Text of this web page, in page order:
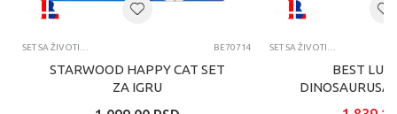
SET SA ŽIVOTINJAMA BE70714
STARWOOD HAPPY CAT SET
ZA IGRU
SET SA ŽIVOTINJAMA
BEST
DINOSAURUSA